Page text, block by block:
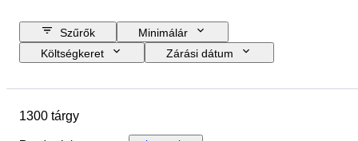
Szűrők
Minimálár
Költségkeret
Zárási dátum
Állapot
Stílus
1300 tárgy